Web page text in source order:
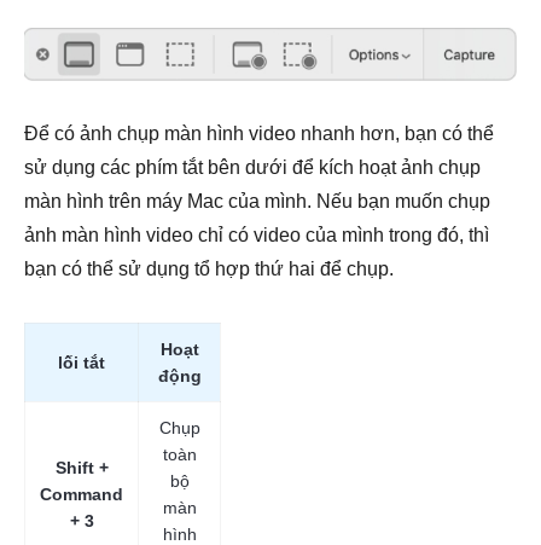
Để có ảnh chụp màn hình video nhanh hơn, bạn có thể
sử dụng các phím tắt bên dưới để kích hoạt ảnh chụp
màn hình trên máy Mac của mình. Nếu bạn muốn chụp
ảnh màn hình video chỉ có video của mình trong đó, thì
bạn có thể sử dụng tổ hợp thứ hai để chụp.
lối tắt
Hoạt
động
Shift +
Command
+ 3
Chụp
toàn
bộ
màn
hình